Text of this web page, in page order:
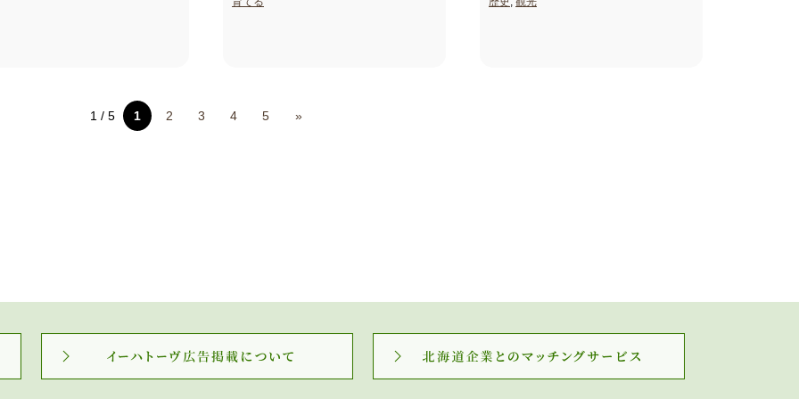
1 / 5 1 2 3 4 5 »